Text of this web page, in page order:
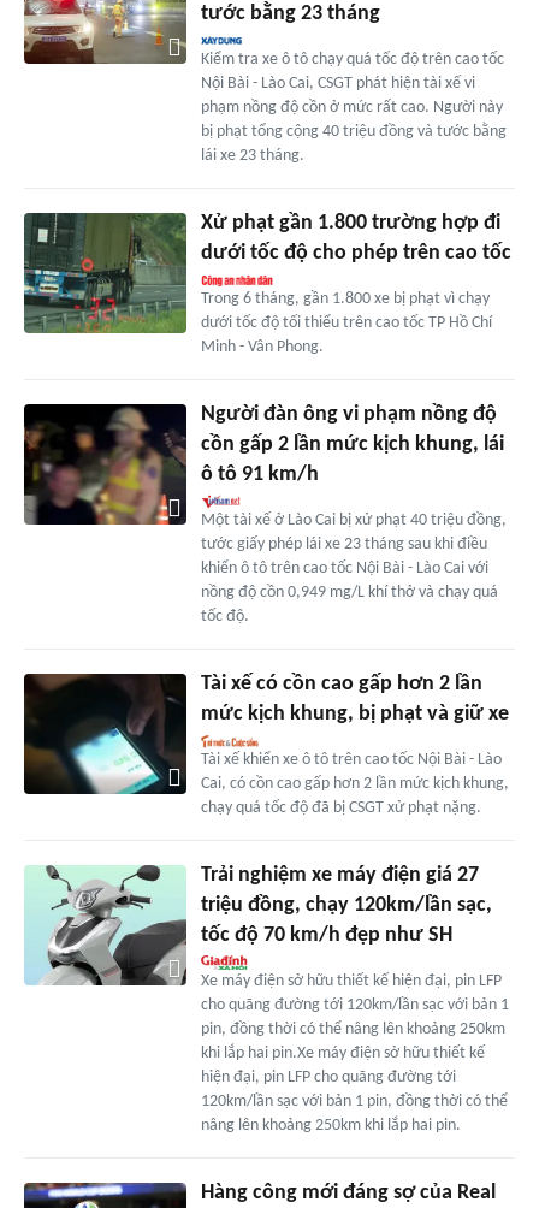
tước bằng 23 tháng
Kiểm tra xe ô tô chạy quá tốc độ trên cao tốc
Nội Bài - Lào Cai, CSGT phát hiện tài xế vi
phạm nồng độ cồn ở mức rất cao. Người này
bị phạt tổng cộng 40 triệu đồng và tước bằng
lái xe 23 tháng.
Xử phạt gần 1.800 trường hợp đi
dưới tốc độ cho phép trên cao tốc
Trong 6 tháng, gần 1.800 xe bị phạt vì chạy
dưới tốc độ tối thiểu trên cao tốc TP Hồ Chí
Minh - Vân Phong.
Người đàn ông vi phạm nồng độ
cồn gấp 2 lần mức kịch khung, lái
ô tô 91 km/h
Một tài xế ở Lào Cai bị xử phạt 40 triệu đồng,
tước giấy phép lái xe 23 tháng sau khi điều
khiển ô tô trên cao tốc Nội Bài - Lào Cai với
nồng độ cồn 0,949 mg/L khí thở và chạy quá
tốc độ.
Tài xế có cồn cao gấp hơn 2 lần
mức kịch khung, bị phạt và giữ xe
Tài xế khiển xe ô tô trên cao tốc Nội Bài - Lào
Cai, có cồn cao gấp hơn 2 lần mức kịch khung,
chạy quá tốc độ đã bị CSGT xử phạt nặng.
Trải nghiệm xe máy điện giá 27
triệu đồng, chạy 120km/lần sạc,
tốc độ 70 km/h đẹp như SH
Xe máy điện sở hữu thiết kế hiện đại, pin LFP
cho quãng đường tới 120km/lần sạc với bản 1
pin, đồng thời có thể nâng lên khoảng 250km
khi lắp hai pin.Xe máy điện sở hữu thiết kế
hiện đại, pin LFP cho quãng đường tới
120km/lần sạc với bản 1 pin, đồng thời có thể
nâng lên khoảng 250km khi lắp hai pin.
Hàng công mới đáng sợ của Real